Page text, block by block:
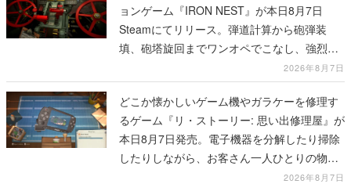
ョンゲーム『IRON NEST』が本日8月7日
Steamにてリリース。弾道計算から砲弾装
填、砲塔旋回までワンオペでこなし、強烈な
一撃をブチかませるロマンある作品2026年8月7日
どこか懐かしいゲーム機やガラケーを修理す
るゲーム『リ・ストーリー: 思い出修理屋』が
本日8月7日発売。電子機器を分解したり掃除
したりしながら、お客さん一人ひとりの物語
2026年8月7日